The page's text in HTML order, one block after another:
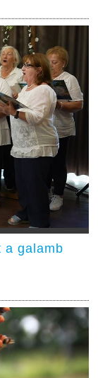
a galamb